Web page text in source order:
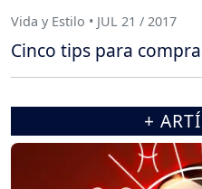
Vida y Estilo • JUL 21 / 2017
Cinco tips para
+